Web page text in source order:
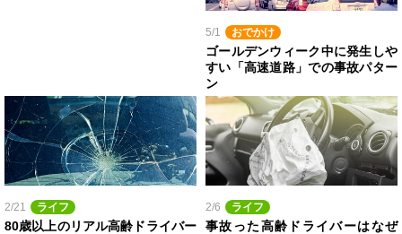
5/1 おでかけ
ゴールデンウィーク中に発生しや
すい「高速道路」での事故パター
ン
2/21 ライフ
80歳以上のリアル高齢ドライバー
2/6 ライフ
事故った高齢ドライバーはなぜ